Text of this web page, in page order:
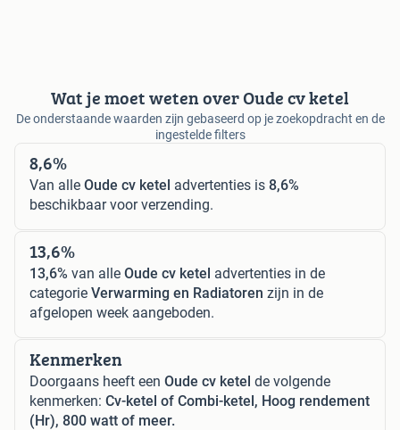
Wat je moet weten over Oude cv ketel
De onderstaande waarden zijn gebaseerd op je zoekopdracht en de
ingestelde filters
8,6%
Van alle Oude cv ketel advertenties is 8,6%
beschikbaar voor verzending.
13,6%
13,6% van alle Oude cv ketel advertenties in de
categorie Verwarming en Radiatoren zijn in de
afgelopen week aangeboden.
Kenmerken
Doorgaans heeft een Oude cv ketel de volgende
kenmerken: Cv-ketel of Combi-ketel, Hoog rendement
(Hr), 800 watt of meer.